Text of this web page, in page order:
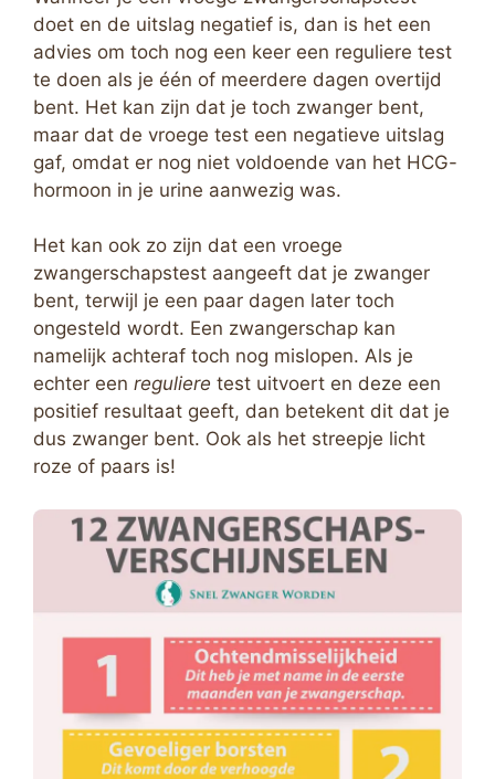
doet en de uitslag negatief is, dan is het een
advies om toch nog een keer een reguliere test
te doen als je één of meerdere dagen overtijd
bent. Het kan zijn dat je toch zwanger bent,
maar dat de vroege test een negatieve uitslag
gaf, omdat er nog niet voldoende van het HCG-
hormoon in je urine aanwezig was.
Het kan ook zo zijn dat een vroege
zwangerschapstest aangeeft dat je zwanger
bent, terwijl je een paar dagen later toch
ongesteld wordt. Een zwangerschap kan
namelijk achteraf toch nog mislopen. Als je
echter een reguliere test uitvoert en deze een
positief resultaat geeft, dan betekent dit dat je
dus zwanger bent. Ook als het streepje licht
roze of paars is!